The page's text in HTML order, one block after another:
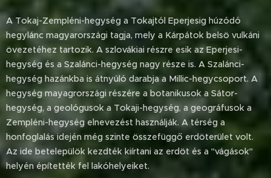
A Tokaj-Zempléni-hegység a Tokajtól Eperjesig húzódó
hegylánc magyarországi tagja, mely a Kárpátok belsö vulkáni
övezetéhez tartozik. A szlovákiai részre esik az Eperjesi-
hegység és a Szalánci-hegység nagy része is. A Szalánci-
hegység hazánkba is átnyúló darabja a Millic-hegycsoport. A
hegység mayagrországi részére a botanikusok a Sátor-
hegység, a geológusok a Tokaji-hegység, a geográfusok a
Zempléni-hegység elnevezést használják. A térség a
honfoglalás idején még szinte összefüggő erdöterület volt.
Az ide betelepülök kezdték kiírtani az erdöt és a "vágások"
helyén építették fel lakóhelyeiket.